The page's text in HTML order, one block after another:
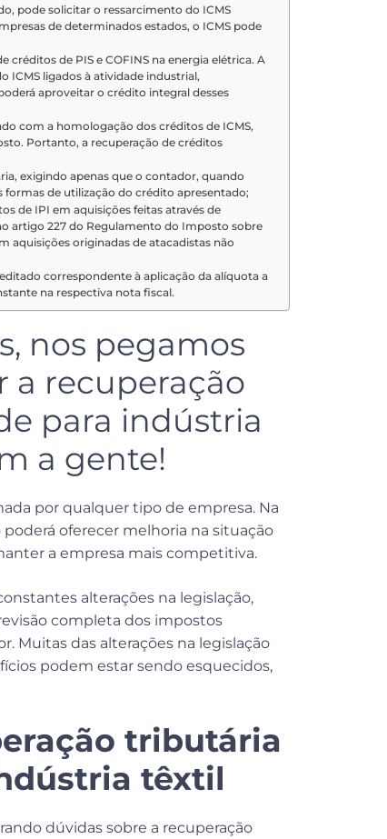
pode solicitar o ressarcimento do ICMS
de determinados estados, o ICMS pode
de PIS e COFINS na energia elétrica. A
ICMS ligados à atividade industrial,
aproveitar o crédito integral desses
com a homologação dos créditos de ICMS,
Portanto, a recuperação de créditos
exigindo apenas que o contador, quando
de utilização do crédito apresentado;
de IPI em aquisições feitas através de
artigo 227 do Regulamento do Imposto sobre
aquisições originadas de atacadistas não
correspondente à aplicação da alíquota a
na respectiva nota fiscal.
nos pegamos
a recuperação
para indústria
a gente!
por qualquer tipo de empresa. Na
poderá oferecer melhoria na situação
a empresa mais competitiva.
alterações na legislação,
completa dos impostos
Muitas das alterações na legislação
podem estar sendo esquecidos,
tributária
têxtil
dúvidas sobre a recuperação